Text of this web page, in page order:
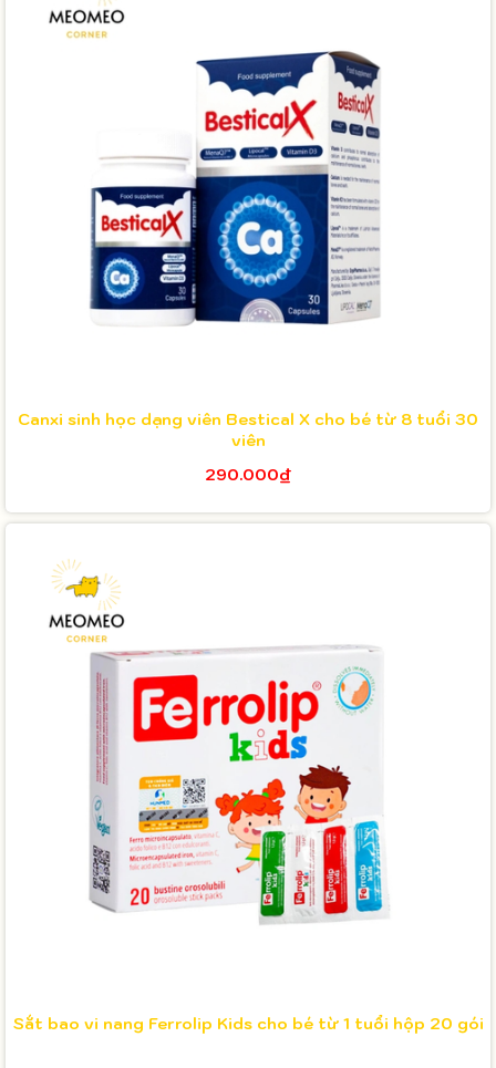
Canxi sinh học dạng viên Bestical X cho bé từ 8 tuổi 30
viên
290.000₫
Sắt bao vi nang Ferrolip Kids cho bé từ 1 tuổi hộp 20 gói